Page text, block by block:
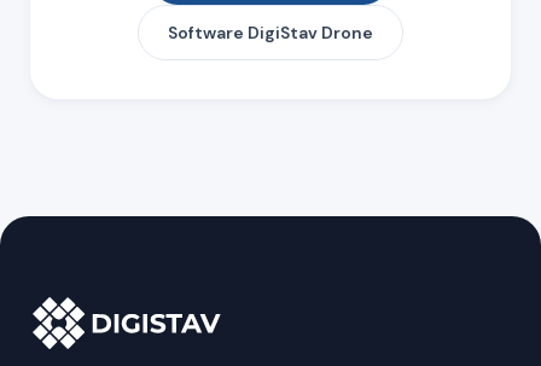
Software DigiStav Drone